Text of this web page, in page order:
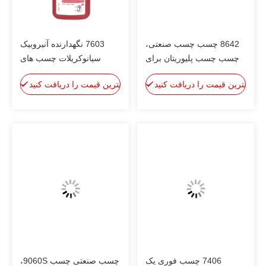
8642 چسب چسب صنعتی،
چسب چسب پلیوریتان برای
مونتاژ ماژول های غشا RO
استفاده می شود
بهترین قیمت را دریافت کنید
7603 نگهدارنده آنیروبیک
سیانوکریلات چسب های
لاستیکی پایین، قدرت بالا،
تحمل روغن خوب و محیط
بهترین قیمت را دریافت کنید
7406 چسب فوری یک
چسب صنعتی چسب 9060S،